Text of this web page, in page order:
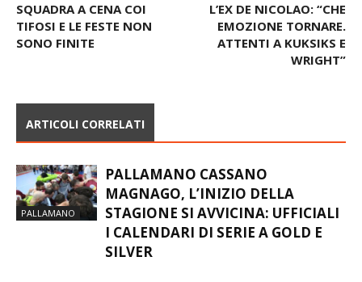
SQUADRA A CENA COI
TIFOSI E LE FESTE NON
SONO FINITE
L’EX DE NICOLAO: “CHE
EMOZIONE TORNARE.
ATTENTI A KUKSIKS E
WRIGHT”
ARTICOLI CORRELATI
PALLAMANO
PALLAMANO CASSANO
MAGNAGO, L’INIZIO DELLA
STAGIONE SI AVVICINA: UFFICIALI
I CALENDARI DI SERIE A GOLD E
SILVER